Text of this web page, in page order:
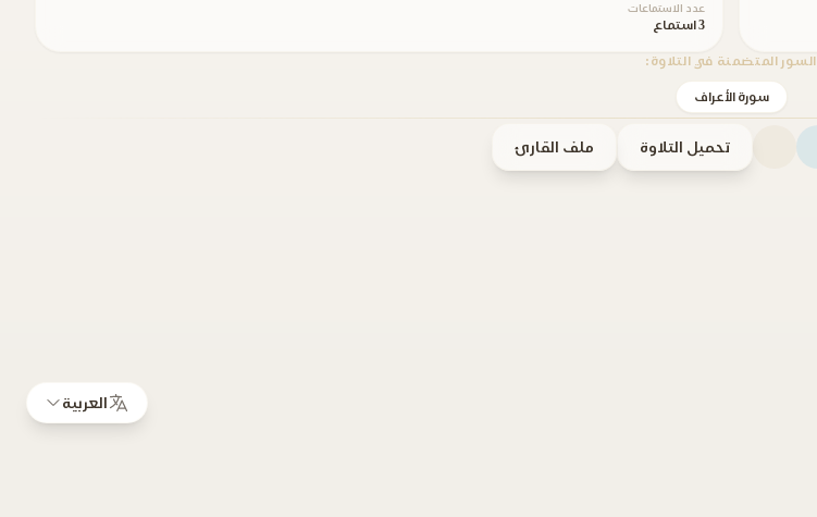
عدد الاستماعات
3 استماع
السور المتضمنة في التلاوة:
سورة الأعراف
تحميل التلاوة ملف القارئ
العربية